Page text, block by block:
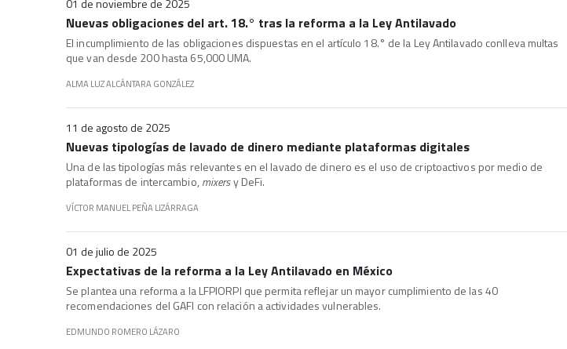
01 de noviembre de 2025
Nuevas obligaciones del art. 18.° tras la reforma a la Ley Antilavado
El incumplimiento de las obligaciones dispuestas en el artículo 18.° de la Ley Antilavado conlleva multas
que van desde 200 hasta 65,000 UMA.
ALMA LUZ ALCÁNTARA GONZÁLEZ
11 de agosto de 2025
Nuevas tipologías de lavado de dinero mediante plataformas digitales
Una de las tipologías más relevantes en el lavado de dinero es el uso de criptoactivos por medio de
plataformas de intercambio, mixersy DeFi.
VÍCTOR MANUEL PEÑA LIZÁRRAGA
01 de julio de 2025
Expectativas de la reforma a la Ley Antilavado en México
Se plantea una reforma a la LFPIORPI que permita reflejar un mayor cumplimiento de las 40
recomendaciones del GAFI con relación a actividades vulnerables.
EDMUNDO ROMERO LÁZARO